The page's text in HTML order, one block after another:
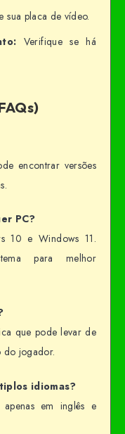
sua placa de vídeo.
Verifique se há
encontrar versões
PC?
10 e Windows 11.
para melhor
que pode levar de
do jogador.
idiomas?
em inglês e